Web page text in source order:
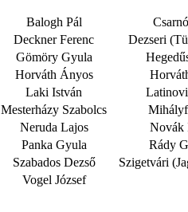
Balogh Pál
Deckner Ferenc
Dezseri
Gömöry Gyula
Horváth Ányos
Laki István
Mesterházy Szabolcs
Neruda Lajos
Novák
Panka Gyula
Rády
Szabados Dezső
Szigetvári
Vogel József